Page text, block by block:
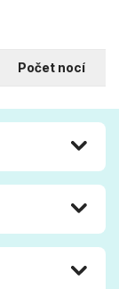
Počet nocí